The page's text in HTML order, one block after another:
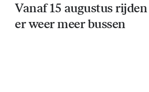
Vanaf 15 augustus rijden
er weer meer bussen